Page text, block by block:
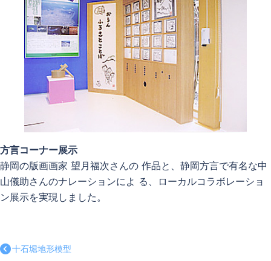
方言コーナー展示
静岡の版画画家 望月福次さんの 作品と、静岡方言で有名な中
山儀助さんのナレーションによ る、ローカルコラボレーショ
ン展示を実現しました。
十石堀地形模型